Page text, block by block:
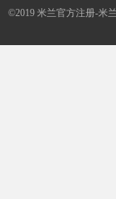
©2019 米兰官方注册-米